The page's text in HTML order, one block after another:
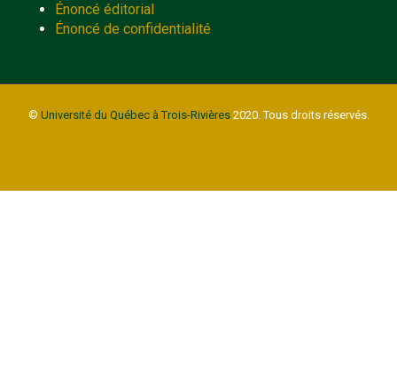
Énoncé éditorial
Énoncé de confidentialité
© Université du Québec à Trois-Rivières2020. Tous droits réservés.